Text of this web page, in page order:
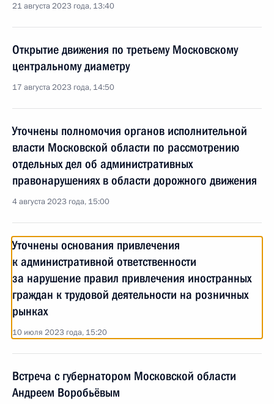
21 августа 2023 года, 13:40
Открытие движения по третьему Московскому
центральному диаметру
17 августа 2023 года, 14:50
Уточнены полномочия органов исполнительной
власти Московской области по рассмотрению
отдельных дел об административных
правонарушениях в области дорожного движения
4 августа 2023 года, 15:00
Уточнены основания привлечения
к административной ответственности
за нарушение правил привлечения иностранных
граждан к трудовой деятельности на розничных
рынках
10 июля 2023 года, 15:20
Встреча с губернатором Московской области
Андреем Воробьёвым